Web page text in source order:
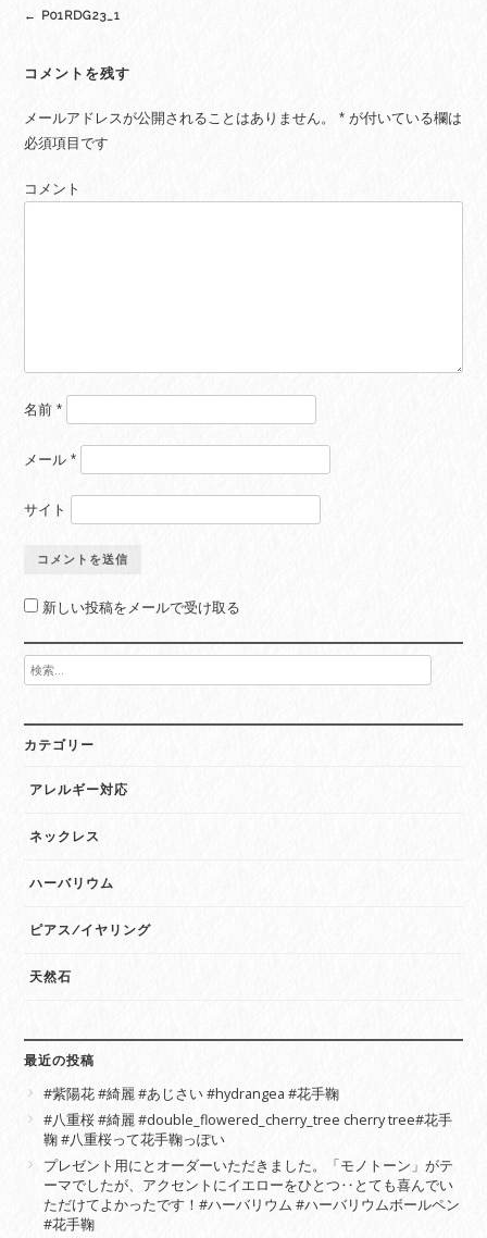
navigation
← P01RDG23_1
コメントを残す
メールアドレスが公開されることはありません。 * が付いている欄は
必須項目です
コメント
名前*
メール*
サイト
新しい投稿をメールで受け取る
検
索:
カテゴリー
アレルギー対応
ネックレス
ハーバリウム
ピアス/イヤリング
天然石
最近の投稿
#紫陽花 #綺麗 #あじさい #hydrangea #花手鞠
#八重桜 #綺麗 #double_flowered_cherry_tree cherry tree#花手
鞠 #八重桜って花手鞠っぽい
プレゼント用にとオーダーいただきました。「モノトーン」がテ
ーマでしたが、アクセントにイエローをひとつ‥とても喜んでい
ただけてよかったです！#ハーバリウム #ハーバリウムボールペン
#花手鞠